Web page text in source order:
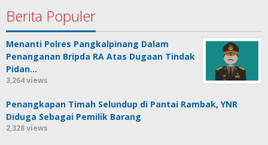
Berita Populer
Menanti Polres Pangkalpinang Dalam
Penanganan Bripda RA Atas Dugaan Tindak
Pidan…
3,264 views
Penangkapan Timah Selundup di Pantai Rambak, YNR
Diduga Sebagai Pemilik Barang
2,328 views